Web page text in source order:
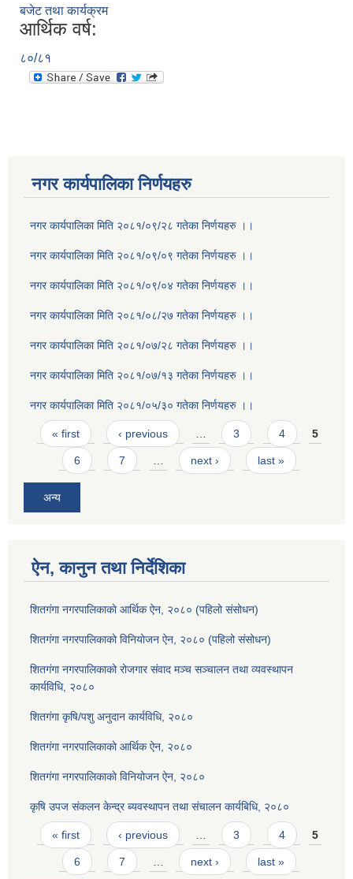
बजेट तथा कार्यक्रम
आर्थिक वर्ष:
८०/८१
नगर कार्यपालिका निर्णयहरु
नगर कार्यपालिका मिति २०८१/०९/२८ गतेका निर्णयहरु ।।
नगर कार्यपालिका मिति २०८१/०९/०९ गतेका निर्णयहरु ।।
नगर कार्यपालिका मिति २०८१/०९/०४ गतेका निर्णयहरु ।।
नगर कार्यपालिका मिति २०८१/०८/२७ गतेका निर्णयहरु ।।
नगर कार्यपालिका मिति २०८१/०७/२८ गतेका निर्णयहरु ।।
नगर कार्यपालिका मिति २०८१/०७/१३ गतेका निर्णयहरु ।।
नगर कार्यपालिका मिति २०८१/०५/३० गतेका निर्णयहरु ।।
Pages
« first ‹ previous … 3 4 5
6 7 … next › last »
अन्य
ऐन, कानुन तथा निर्देशिका
शितगंगा नगरपालिकाकाे आर्थिक ऐन, २०८० (पहिलो संसोधन)
शितगंगा नगरपालिकाकाे विनियोजन ऐन, २०८० (पहिलो संसोधन)
शितगंगा नगरपालिकाको रोजगार संवाद मञ्च सञ्चालन तथा व्यवस्थापन
कार्यविधि, २०८०
शितगंगा कृषि/पशु अनुदान कार्यविधि, २०८०
शितगंगा नगरपालिकाकाे आर्थिक ऐन, २०८०
शितगंगा नगरपालिकाकाे विनियोजन ऐन, २०८०
कृषि उपज संकलन केन्द्र ब्यवस्थापन तथा संचालन कार्यबिधि, २०८०
Pages
« first ‹ previous 3 4 5
6 7 next › last »